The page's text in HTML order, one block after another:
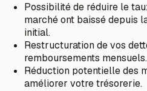
Possibilité de réduire le
marché ont baissé depuis
initial.
Restructuration de vos
remboursements mensuels.
Réduction potentielle des
améliorer votre trésorerie.